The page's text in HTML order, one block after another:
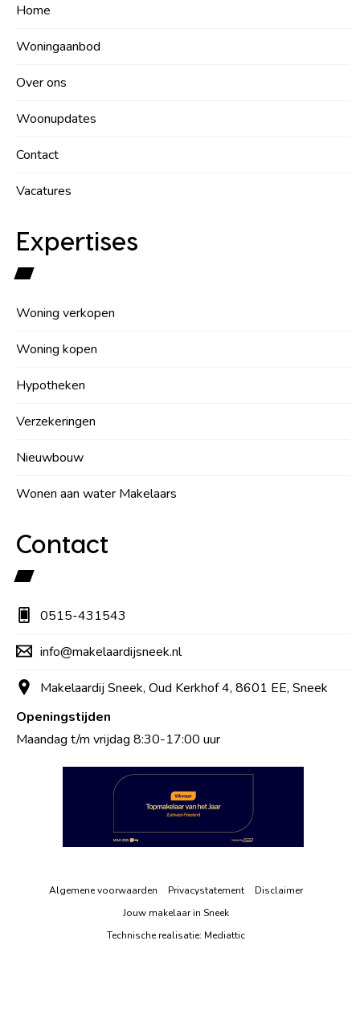
Home
Woningaanbod
Over ons
Woonupdates
Contact
Vacatures
Expertises
Woning verkopen
Woning kopen
Hypotheken
Verzekeringen
Nieuwbouw
Wonen aan water Makelaars
Contact
0515-431543
info@makelaardijsneek.nl
Makelaardij Sneek, Oud Kerkhof 4, 8601 EE, Sneek
Openingstijden
Maandag t/m vrijdag 8:30-17:00 uur
Algemene voorwaarden Privacystatement
Disclaimer
Jouw makelaar in Sneek
Technische realisatie: Mediattic